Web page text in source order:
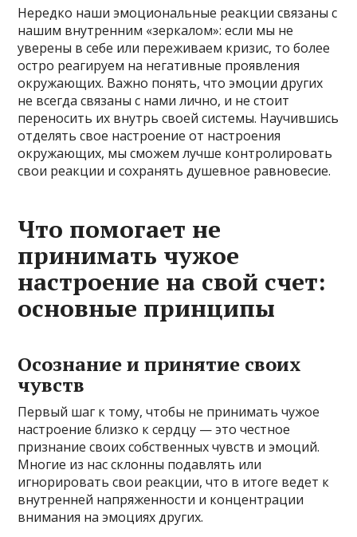
Нередко наши эмоциональные реакции связаны с
нашим внутренним «зеркалом»: если мы не
уверены в себе или переживаем кризис, то более
остро реагируем на негативные проявления
окружающих. Важно понять, что эмоции других
не всегда связаны с нами лично, и не стоит
переносить их внутрь своей системы. Научившись
отделять свое настроение от настроения
окружающих, мы сможем лучше контролировать
свои реакции и сохранять душевное равновесие.
Что помогает не
принимать чужое
настроение на свой счет:
основные принципы
Осознание и принятие своих
чувств
Первый шаг к тому, чтобы не принимать чужое
настроение близко к сердцу — это честное
признание своих собственных чувств и эмоций.
Многие из нас склонны подавлять или
игнорировать свои реакции, что в итоге ведет к
внутренней напряженности и концентрации
внимания на эмоциях других.